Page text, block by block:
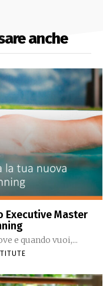
anche
Executive Master
e quando vuoi,...